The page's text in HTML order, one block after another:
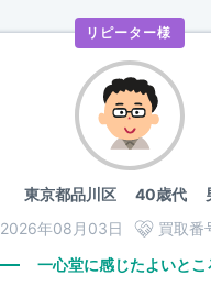
リピーター様
東京都品川区40歳代
2026年08月03日
買取番
一心堂に感じたよいとこ